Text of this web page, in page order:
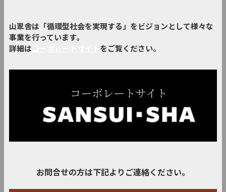
山翠舎は「循環型社会を実現する」をビジョンとして様々な
事業を行っています。
詳細は
をご覧ください。
お問合せの方は下記よりご連絡ください。